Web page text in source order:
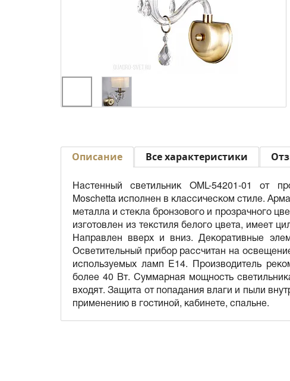
Описание
Настенный светильник OML-54201-01 от
Moschetta исполнен в классическом стиле.
металла и стекла бронзового и прозрачного
изготовлен из текстиля белого цвета, имеет
Направлен вверх и вниз. Декоративные
Осветительный прибор рассчитан на
используемых ламп E14. Производитель
более 40 Вт. Суммарная мощность
входят. Защита от попадания влаги и пыли
применению в гостиной, кабинете, спальне.
Все характеристики